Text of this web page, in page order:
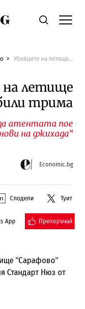
Economic.bgТърсене
Убийците на летище „Сарафово“ били трима
летище
трима
атентата пое
на джихада“
Economic.bg
Сподели Туит
App Препоръчай
"Сарафово"
Стандарт Нюз от